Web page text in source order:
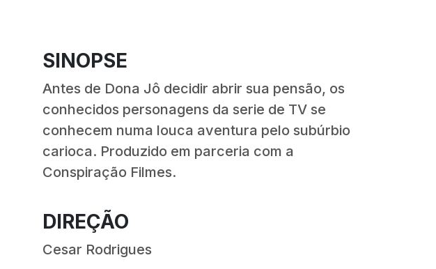
SINOPSE
Antes de Dona Jô decidir abrir sua pensão, os
conhecidos personagens da serie de TV se
conhecem numa louca aventura pelo subúrbio
carioca. Produzido em parceria com a
Conspiração Filmes.
DIREÇÃO
Cesar Rodrigues